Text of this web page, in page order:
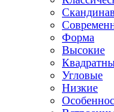
Форма
Высокие
Угловые
Низкие